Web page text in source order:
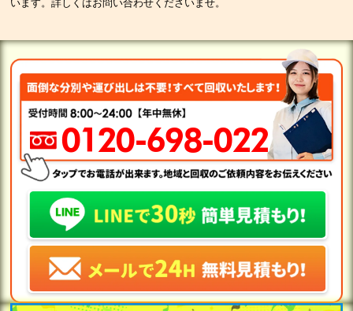
います。詳しくはお問い合わせくださいませ。
0120-698-022